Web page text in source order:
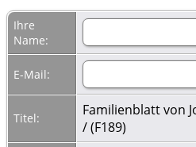
Ihre
Name:
E-Mail:
Titel:
Familienblatt von
/ (F189)